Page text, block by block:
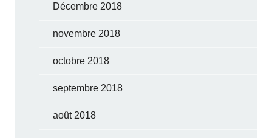
Décembre 2018
novembre 2018
octobre 2018
septembre 2018
août 2018